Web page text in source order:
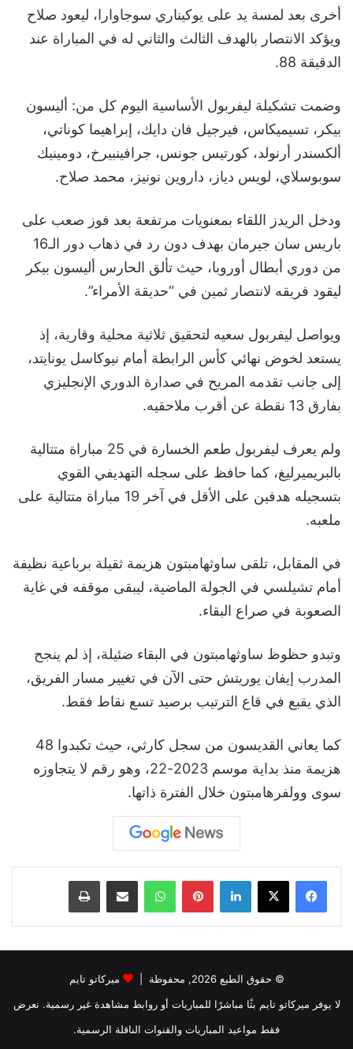
أخرى بعد لمسة يد على يوكيناري سوجاوارا، ليعود صلاح
ويؤكد الانتصار بالهدف الثالث والثاني له في المباراة عند
الدقيقة 88.
وضمت تشكيلة ليفربول الأساسية اليوم كل من: أليسون
بيكر، تسيميكاس، فيرجيل فان دايك، إبراهيما كوناتي،
ألكسندر أرنولد، كورتيس جونس، جرافينبيرخ، دومينيك
سوبوسلاي، لويس دياز، داروين نونيز، محمد صلاح.
ودخل الريدز اللقاء بمعنويات مرتفعة بعد فوز صعب على
باريس سان جيرمان بهدف دون رد في ذهاب دور الـ16
من دوري أبطال أوروبا، حيث تألق الحارس أليسون بيكر
ليقود فريقه لانتصار ثمين في “حديقة الأمراء”.
ويواصل ليفربول سعيه لتحقيق ثلاثية محلية وقارية، إذ
يستعد لخوض نهائي كأس الرابطة أمام نيوكاسل يونايتد،
إلى جانب تقدمه المريح في صدارة الدوري الإنجليزي
بفارق 13 نقطة عن أقرب ملاحقيه.
ولم يعرف ليفربول طعم الخسارة في 25 مباراة متتالية
بالبريميرليغ، كما حافظ على سجله التهديفي القوي
بتسجيله هدفين على الأقل في آخر 19 مباراة متتالية على
ملعبه.
في المقابل، تلقى ساوثهامبتون هزيمة ثقيلة برباعية نظيفة
أمام تشيلسي في الجولة الماضية، ليبقى موقفه في غاية
الصعوبة في صراع البقاء.
وتبدو حظوظ ساوثهامبتون في البقاء ضئيلة، إذ لم ينجح
المدرب إيفان يوريتش حتى الآن في تغيير مسار الفريق،
الذي يقبع في قاع الترتيب برصيد تسع نقاط فقط.
كما يعاني القديسون من سجل كارثي، حيث تكبدوا 48
هزيمة منذ بداية موسم 2023-22، وهو رقم لا يتجاوزه
سوى وولفرهامبتون خلال الفترة ذاتها.
لينكدإن بينتيريست واتساب
© حقوق الطبع 2026, محفوظة |
ميركاتو تايم
لا يوفر ميركاتو تايم بثًا مباشرًا للمباريات أو روابط مشاهدة غير رسمية. نعرض
فقط مواعيد المباريات والقنوات الناقلة الرسمية.